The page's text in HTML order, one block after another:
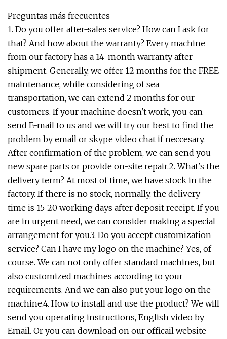
Preguntas más frecuentes
1. Do you offer after-sales service? How can I ask for
that? And how about the warranty? Every machine
from our factory has a 14-month warranty after
shipment. Generally, we offer 12 months for the FREE
maintenance, while considering of sea
transportation, we can extend 2 months for our
customers. If your machine doesn't work, you can
send E-mail to us and we will try our best to find the
problem by email or skype video chat if neccesary.
After confirmation of the problem, we can send you
new spare parts or provide on-site repair.2. What's the
delivery term? At most of time, we have stock in the
factory. If there is no stock, normally, the delivery
time is 15-20 working days after deposit receipt. If you
are in urgent need, we can consider making a special
arrangement for you.3. Do you accept customization
service? Can I have my logo on the machine? Yes, of
course. We can not only offer standard machines, but
also customized machines according to your
requirements. And we can also put your logo on the
machine.4. How to install and use the product? We will
send you operating instructions, English video by
Email. Or you can download on our officail website